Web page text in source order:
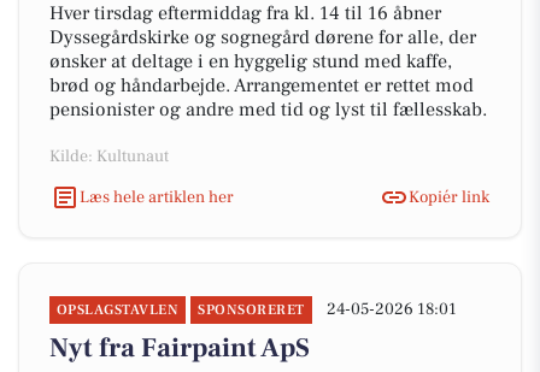
Hver tirsdag eftermiddag fra kl. 14 til 16 åbner
Dyssegårdskirke og sognegård dørene for alle, der
ønsker at deltage i en hyggelig stund med kaffe,
brød og håndarbejde. Arrangementet er rettet mod
pensionister og andre med tid og lyst til fællesskab.
Kilde: Kultunaut
Læs hele artiklen her
Kopiér link
OPSLAGSTAVLEN SPONSORERET 24-05-2026 18:01
Nyt fra Fairpaint ApS